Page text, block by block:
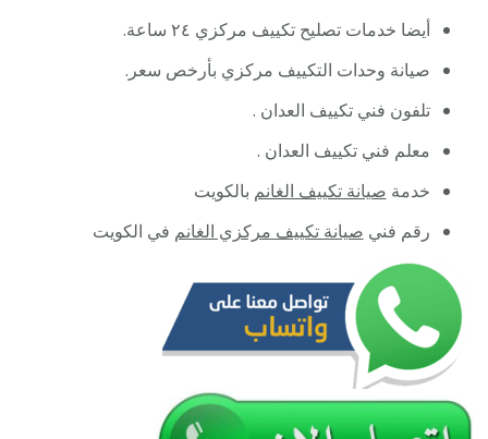
أيضا خدمات تصليح تكييف مركزي ٢٤ ساعة.
صيانة وحدات التكييف مركزي بأرخص سعر.
تلفون فني تكييف العدان .
معلم فني تكييف العدان .
خدمة صيانة تكييف الغانم بالكويت
رقم فني صيانة تكييف مركزي الغانم في الكويت